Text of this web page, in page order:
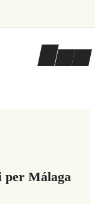
per Málaga